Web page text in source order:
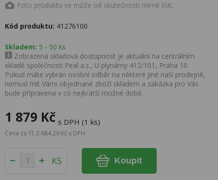
Foto produktu se může od skutečnosti mírně lišit.
Kód produktu: 41276100
Skladem: 5 - 50 ks
Zobrazená skladová dostupnost je aktuální na centrálním
skladě společnosti Peal a.s., U plynárny 412/101, Praha 10.
Pokud máte vybrán osobní odběr na některé jiné naší prodejně,
nemusí mít Vámi objednané zboží skladem a zakázka pro Vás
bude připravena v co nejkratší možné době.
1 879 Kč s DPH (1 ks)
Cena za 1l: 2 684,29 Kč s DPH
KS Koupit